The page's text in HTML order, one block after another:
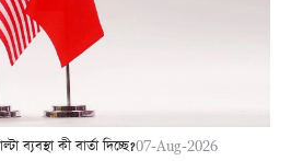
ব্যবস্থা কী বার্তা দিচ্ছে?07-Aug-2026